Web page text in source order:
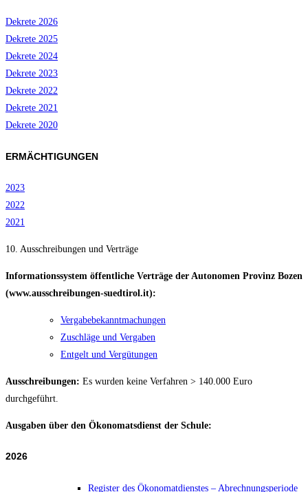
Dekrete 2026
Dekrete 2025
Dekrete 2024
Dekrete 2023
Dekrete 2022
Dekrete 2021
Dekrete 2020
ERMÄCHTIGUNGEN
2023
2022
2021
10. Ausschreibungen und Verträge
Informationssystem öffentliche Verträge der Autonomen Provinz Bozen
(www.ausschreibungen-suedtirol.it):
Vergabebekanntmachungen
Zuschläge und Vergaben
Entgelt und Vergütungen
Ausschreibungen: Es wurden keine Verfahren > 140.000 Euro
durchgeführt.
Ausgaben über den Ökonomatsdienst der Schule:
2026
Register des Ökonomatdienstes – Abrechnungsperiode